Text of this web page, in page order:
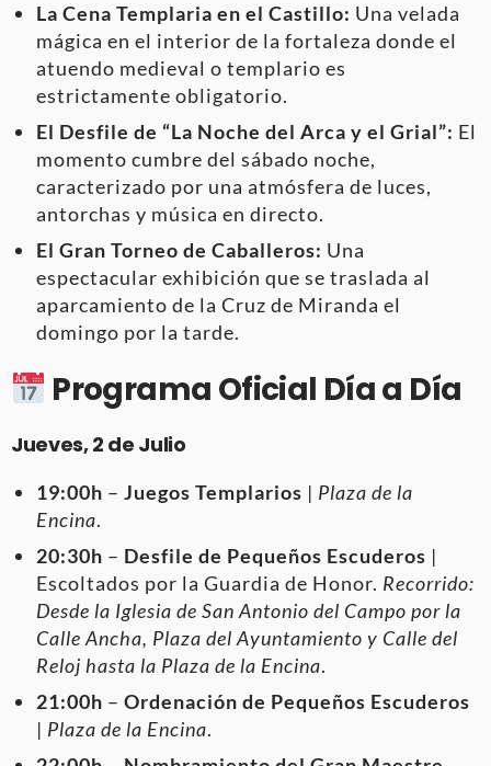
La Cena Templaria en el Castillo: Una velada
mágica en el interior de la fortaleza donde el
atuendo medieval o templario es
estrictamente obligatorio.
El Desfile de “La Noche del Arca y el Grial”: El
momento cumbre del sábado noche,
caracterizado por una atmósfera de luces,
antorchas y música en directo.
El Gran Torneo de Caballeros: Una
espectacular exhibición que se traslada al
aparcamiento de la Cruz de Miranda el
domingo por la tarde.
Programa Oficial Día a Día
Jueves, 2 de Julio
19:00h – Juegos Templarios | Plaza de la
Encina.
20:30h – Desfile de Pequeños Escuderos |
Escoltados por la Guardia de Honor. Recorrido:
Desde la Iglesia de San Antonio del Campo por la
Calle Ancha, Plaza del Ayuntamiento y Calle del
Reloj hasta la Plaza de la Encina.
21:00h – Ordenación de Pequeños Escuderos
| Plaza de la Encina.